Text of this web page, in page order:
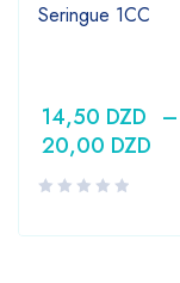
Seringue 1CC
14,50 DZD –
20,00 DZD